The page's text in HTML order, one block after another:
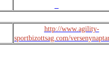
http://www.agility-
sportbizottsag.com/